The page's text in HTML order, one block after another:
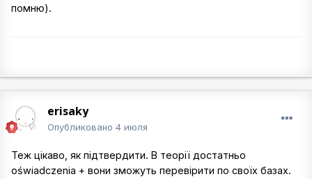
помню).
erisaky
Опубликовано 4 июля
Теж цікаво, як підтвердити. В теорії достатньо
oświadczenia + вони зможуть перевірити по своїх базах.